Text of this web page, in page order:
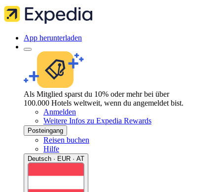
App herunterladen
Als Mitglied sparst du 10% oder mehr bei über
100.000 Hotels weltweit, wenn du angemeldet bist.
Anmelden
Weitere Infos zu Expedia Rewards
Posteingang
Reisen buchen
Hilfe
Deutsch · EUR · AT